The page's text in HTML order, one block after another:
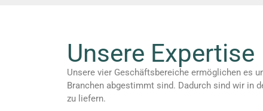
Unsere Expertise
Unsere vier Geschäftsbereiche ermöglichen es
Branchen abgestimmt sind. Dadurch sind wir in
zu liefern.